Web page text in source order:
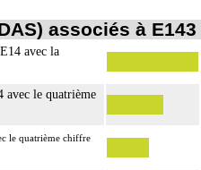
associés à E143
avec la
avec le quatrième
le quatrième chiffre